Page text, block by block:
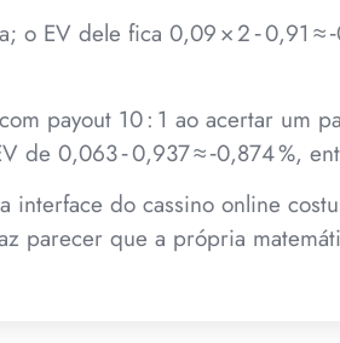
o EV dele fica 0,09 × 2 ‑ 0,91 ≈
payout 10 : 1 ao acertar um
0,063 ‑ 0,937 ≈ ‑0,874 %,
interface do cassino online
parecer que a própria